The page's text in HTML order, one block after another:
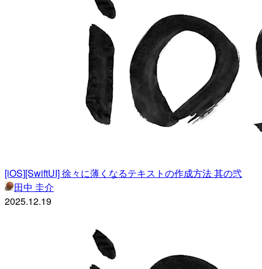
[iOS][SwiftUI] 徐々に薄くなるテキストの作成方法 其の弐
田中 圭介
2025.12.19